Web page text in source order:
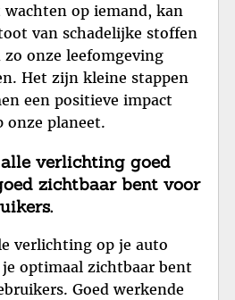
op iemand, kan
van schadelijke stoffen
onze leefomgeving
Het zijn kleine stappen
een positieve impact
onze planeet.
verlichting goed
zichtbaar bent voor
verlichting op je auto
optimaal zichtbaar bent
Goed werkende